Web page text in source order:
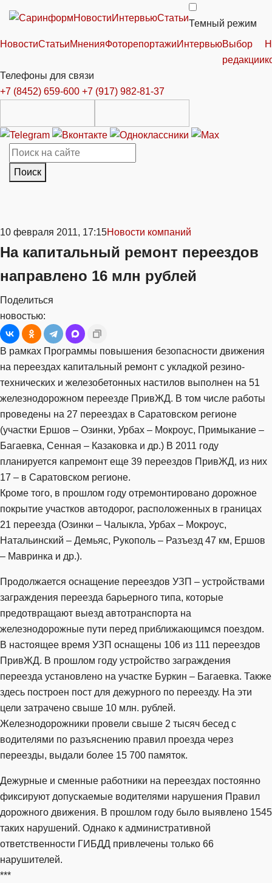
НовостиИнтервьюСтатьи
Темный режим
НовостиСтатьиМненияФоторепортажиИнтервьюВыбор
редакции
Телефоны для связи
+7 (8452) 659-600 +7 (917) 982-81-37
Поиск
10 февраля 2011, 17:15Новости компаний
На капитальный ремонт переездов
направлено 16 млн рублей
Поделиться
новостью:
В рамках Программы повышения безопасности движения
на переездах капитальный ремонт с укладкой резино-
технических и железобетонных настилов выполнен на 51
железнодорожном переезде ПривЖД. В том числе работы
проведены на 27 переездах в Саратовском регионе
(участки Ершов – Озинки, Урбах – Мокроус, Примыкание –
Багаевка, Сенная – Казаковка и др.) В 2011 году
планируется капремонт еще 39 переездов ПривЖД, из них
17 – в Саратовском регионе.
Кроме того, в прошлом году отремонтировано дорожное
покрытие участков автодорог, расположенных в границах
21 переезда (Озинки – Чалыкла, Урбах – Мокроус,
Натальинский – Демьяс, Рукополь – Разъезд 47 км, Ершов
– Мавринка и др.).
Продолжается оснащение переездов УЗП – устройствами
заграждения переезда барьерного типа, которые
предотвращают выезд автотранспорта на
железнодорожные пути перед приближающимся поездом.
В настоящее время УЗП оснащены 106 из 111 переездов
ПривЖД. В прошлом году устройство заграждения
переезда установлено на участке Буркин – Багаевка. Также
здесь построен пост для дежурного по переезду. На эти
цели затрачено свыше 10 млн. рублей.
Железнодорожники провели свыше 2 тысяч бесед с
водителями по разъяснению правил проезда через
переезды, выдали более 15 700 памяток.
Дежурные и сменные работники на переездах постоянно
фиксируют допускаемые водителями нарушения Правил
дорожного движения. В прошлом году было выявлено 1545
таких нарушений. Однако к административной
ответственности ГИБДД привлечены только 66
нарушителей.
***